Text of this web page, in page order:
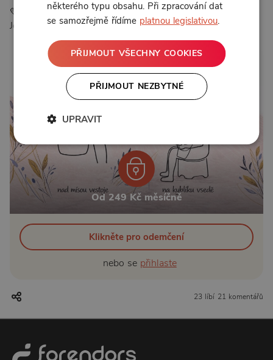
💛 Tenhle díl není o dokonalosti.
Je o porozumění.
25:40
Od 249 Kč měsíčně
Klikněte pro odemčení
nebo se přihlaste
23 líbí 21 komentářů
některého typu obsahu. Při zpracování dat
se samozřejmě řídíme platnou legislativou.
PŘIJMOUT VŠECHNY COOKIES
PŘIJMOUT NEZBYTNÉ
UPRAVIT